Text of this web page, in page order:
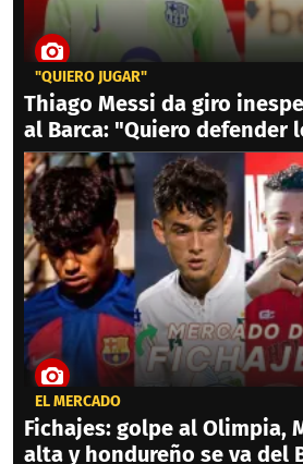
"QUIERO JUGAR"
Thiago Messi da giro
al Barca: "Quiero defender
EL MERCADO
Fichajes: golpe al Olimpia,
alta y hondureño se va del